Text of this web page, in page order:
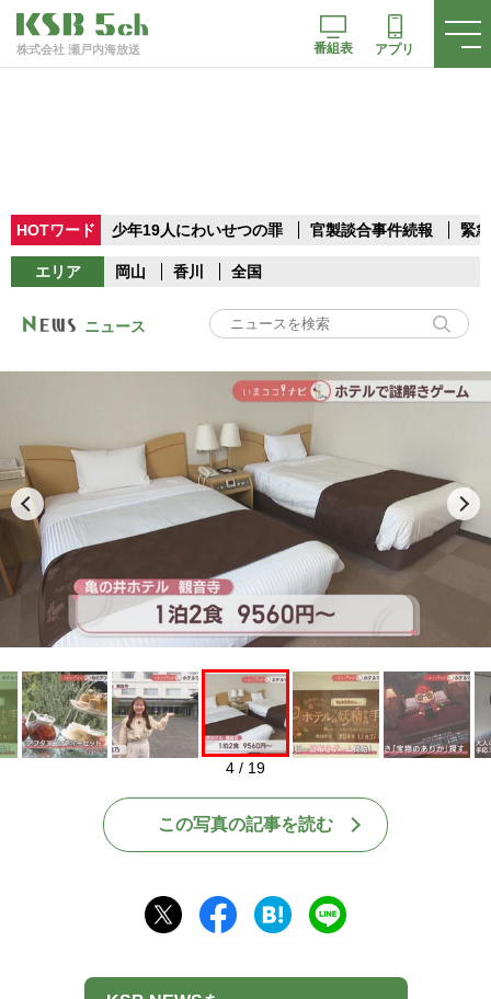
株式会社 瀬戸内海放送 番組表 アプリ
HOTワード 少年19人にわいせつの罪 官製談合事件続報 緊
エリア 岡山 香川 全国
ニュース
Play
4 / 19
この写真の記事を読む